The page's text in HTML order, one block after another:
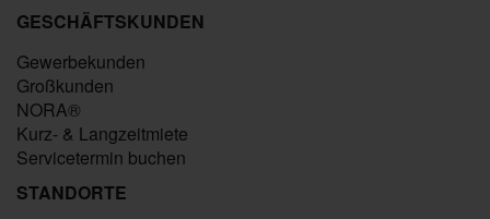
GESCHÄFTSKUNDEN
Gewerbekunden
Großkunden
NORA®
Kurz- & Langzeitmiete
Servicetermin buchen
STANDORTE